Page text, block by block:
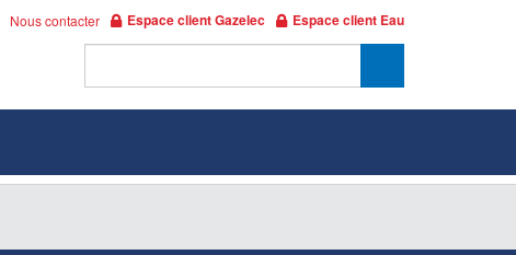
Nous contacter Espace client Gazelec Espace client Eau